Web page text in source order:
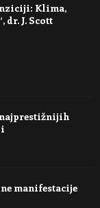
Klima,
J. Scott
manifestacije